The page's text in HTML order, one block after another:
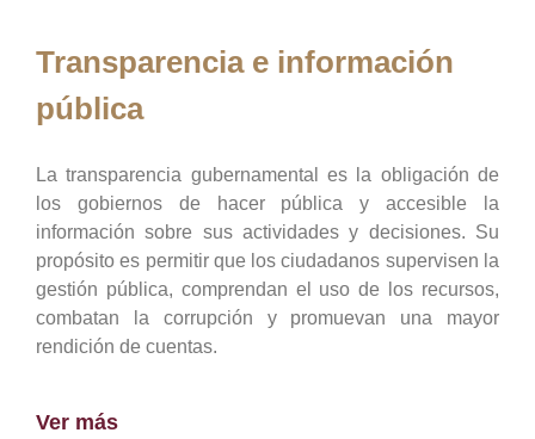
Transparencia e información
pública
La transparencia gubernamental es la obligación de
los gobiernos de hacer pública y accesible la
información sobre sus actividades y decisiones. Su
propósito es permitir que los ciudadanos supervisen la
gestión pública, comprendan el uso de los recursos,
combatan la corrupción y promuevan una mayor
rendición de cuentas.
Ver más